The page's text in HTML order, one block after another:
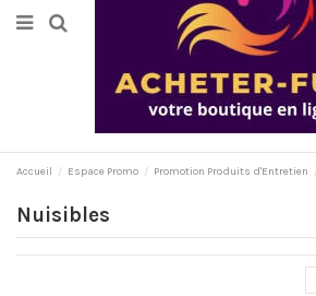
Accueil Espace Promo Promotion Produits d'Entretien
Nuisibles